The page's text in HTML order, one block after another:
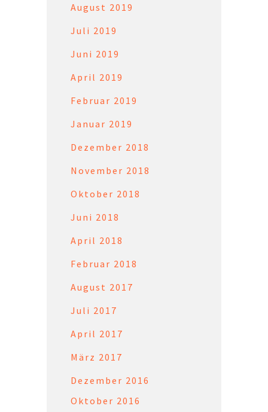
August 2019
Juli 2019
Juni 2019
April 2019
Februar 2019
Januar 2019
Dezember 2018
November 2018
Oktober 2018
Juni 2018
April 2018
Februar 2018
August 2017
Juli 2017
April 2017
März 2017
Dezember 2016
Oktober 2016